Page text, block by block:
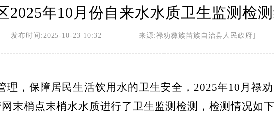
2025年10月份自来水水质卫生监测检
时间:2025-10-23 10:32 来源:禄劝彝族苗族自治县人民政府]
理，保障居民生活饮用水的卫生安全， 2025年10 月禄劝
末梢点末梢水水质进行了卫生监测检测，检测情况如下